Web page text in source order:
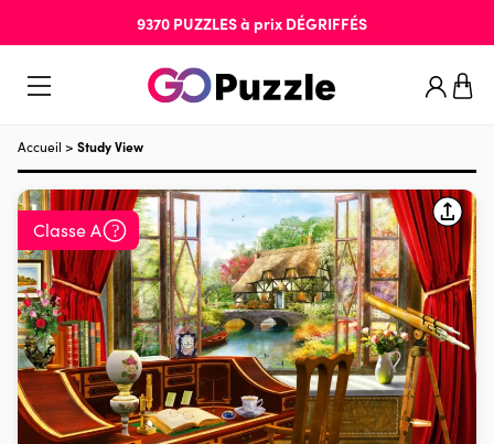
9370 PUZZLESà prix DÉGRIFFÉS
Accueil > Study View
Classe A